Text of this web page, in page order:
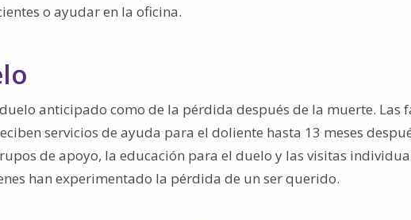
o ayudar en la oficina.
anticipado como de la pérdida después de la muerte. Las
servicios de ayuda para el doliente hasta 13 meses
de apoyo, la educación para el duelo y las visitas
han experimentado la pérdida de un ser querido.